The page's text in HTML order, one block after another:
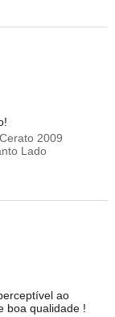
2009
Lado
ao
boa qualidade !